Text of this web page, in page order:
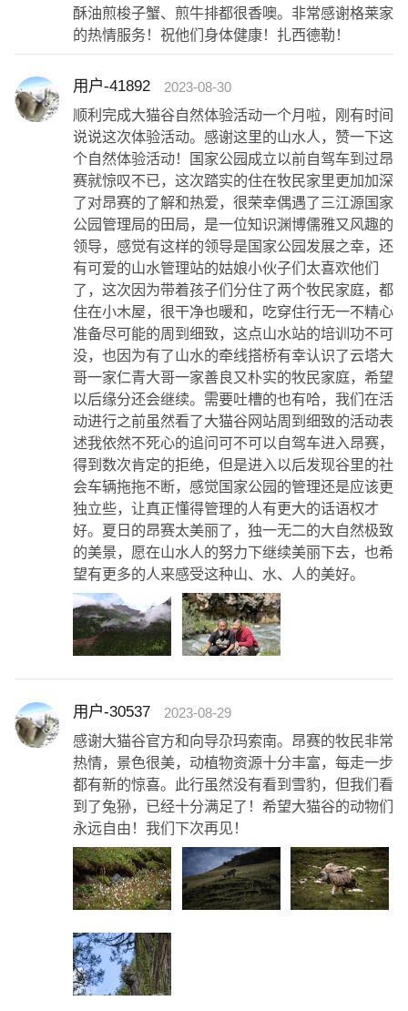
酥油煎梭子蟹、煎牛排都很香噢。非常感谢格莱家
的热情服务！祝他们身体健康！扎西德勒！
用户-41892 2023-08-30
顺利完成大猫谷自然体验活动一个月啦，刚有时间
说说这次体验活动。感谢这里的山水人，赞一下这
个自然体验活动！国家公园成立以前自驾车到过昂
赛就惊叹不已，这次踏实的住在牧民家里更加加深
了对昂赛的了解和热爱，很荣幸偶遇了三江源国家
公园管理局的田局，是一位知识渊博儒雅又风趣的
领导，感觉有这样的领导是国家公园发展之幸，还
有可爱的山水管理站的姑娘小伙子们太喜欢他们
了，这次因为带着孩子们分住了两个牧民家庭，都
住在小木屋，很干净也暖和，吃穿住行无一不精心
准备尽可能的周到细致，这点山水站的培训功不可
没，也因为有了山水的牵线搭桥有幸认识了云塔大
哥一家仁青大哥一家善良又朴实的牧民家庭，希望
以后缘分还会继续。需要吐槽的也有哈，我们在活
动进行之前虽然看了大猫谷网站周到细致的活动表
述我依然不死心的追问可不可以自驾车进入昂赛，
得到数次肯定的拒绝，但是进入以后发现谷里的社
会车辆拖拖不断，感觉国家公园的管理还是应该更
独立些，让真正懂得管理的人有更大的话语权才
好。夏日的昂赛太美丽了，独一无二的大自然极致
的美景，愿在山水人的努力下继续美丽下去，也希
望有更多的人来感受这种山、水、人的美好。
用户-30537 2023-08-29
感谢大猫谷官方和向导尕玛索南。昂赛的牧民非常
热情，景色很美，动植物资源十分丰富，每走一步
都有新的惊喜。此行虽然没有看到雪豹，但我们看
到了兔狲，已经十分满足了！希望大猫谷的动物们
永远自由！我们下次再见！